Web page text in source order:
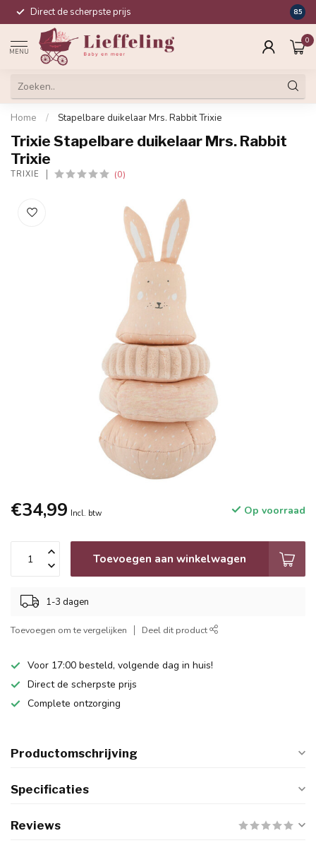
Direct de scherpste prijs 8.5
MENU
0
Home / Stapelbare duikelaar Mrs. Rabbit Trixie
Trixie Stapelbare duikelaar Mrs. Rabbit
Trixie
TRIXIE (0)
€34,99 Incl. btw Op voorraad
Toevoegen aan winkelwagen
1-3 dagen
Toevoegen om te vergelijken Deel dit product
Voor 17:00 besteld, volgende dag in huis!
Direct de scherpste prijs
Complete ontzorging
Productomschrijving
Specificaties
Reviews